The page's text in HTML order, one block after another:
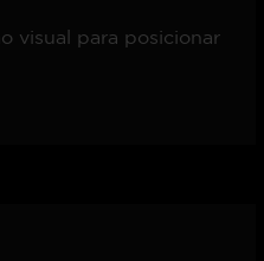
visual para posicionar